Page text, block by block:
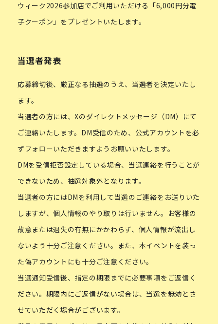
ウィーク2026参加店でご利用いただける「6,000円分電
子クーポン」をプレゼントいたします。
当選者発表
応募締切後、厳正なる抽選のうえ、当選者を決定いたし
ます。
当選者の方には、Xのダイレクトメッセージ（DM）にて
ご連絡いたします。DM受信のため、公式アカウントを必
ずフォローいただきますようお願いいたします。
DMを受信拒否設定している場合、当選連絡を行うことが
できないため、抽選対象外となります。
当選者の方にはDMを利用して当選のご連絡をお送りいた
しますが、個人情報のやり取りは行いません。お客様の
故意または過失の有無にかかわらず、個人情報が流出し
ないよう十分ご注意ください。また、本イベントを装っ
た偽アカウントにも十分ご注意ください。
当選通知受信後、指定の期限までに必要事項をご返信く
ださい。期限内にご返信がない場合は、当選を無効とさ
せていただく場合がございます。